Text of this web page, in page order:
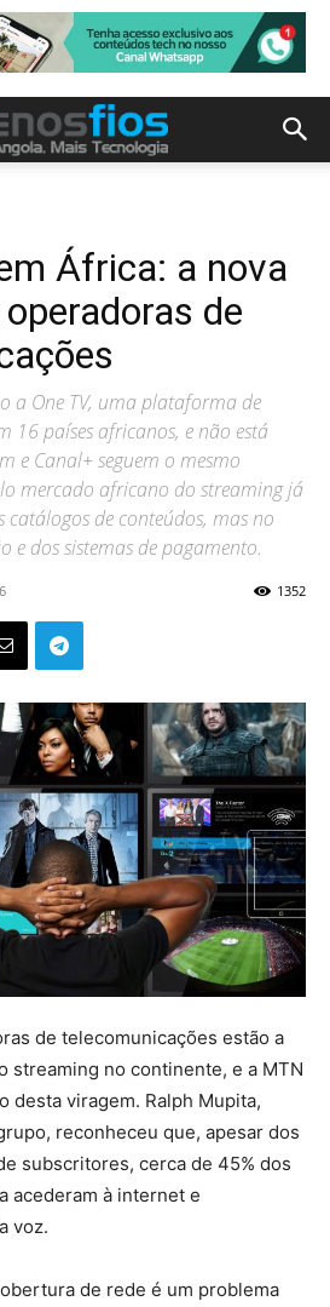
África: a nova
de
a One TV, uma plataforma de
16 países africanos, e não está
e Canal+ seguem o mesmo
mercado africano do streaming já
catálogos de conteúdos, mas no
dos sistemas de pagamento.
1352
de telecomunicações estão a
streaming no continente, e a MTN
desta viragem. Ralph Mupita,
reconheceu que, apesar dos
subscritores, cerca de 45% dos
acederam à internet e
voz.
de rede é um problema